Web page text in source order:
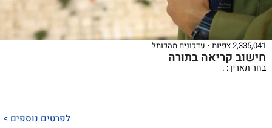
2,335,041 צפיות עדכונים מהכותל
חישוב קריאה בתורה
בחר תאריך: .
לפרטים נוספים >